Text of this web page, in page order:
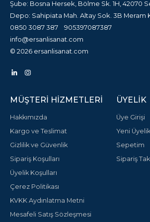
Şube: Bosna Hersek, Bölme Sk. 1H, 42070
Depo: Sahipiata Mah. Altay Sok. 3B Meram
0850 3087 387
905397087387
info@ersanlisanat.com
© 2026 ersanlisanat.com
MÜŞTERI HIZMETLERI
Hakkımızda
Kargo ve Teslimat
Gizlilik ve Güvenlik
Sipariş Koşulları
Üyelik Koşulları
Çerez Politikası
KVKK Aydınlatma Metni
Mesafeli Satış Sözleşmesi
ÜYELIK
Üye Girişi
Yeni Üyelik
Sepetim
Sipariş